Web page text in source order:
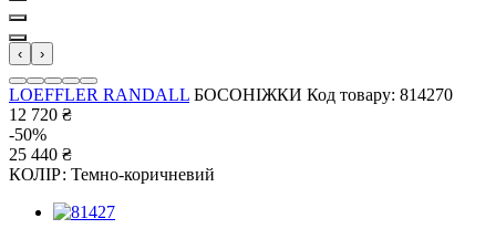
‹ ›
LOEFFLER RANDALL БОСОНІЖКИ Код товару: 814270
12 720 ₴
-50%
25 440 ₴
КОЛІР: Темно-коричневий